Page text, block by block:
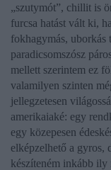
„szutymót”, chillit is
furcsa hatást vált ki,
fokhagymás, uborkás
paradicsomszósz
mellett szerintem ez
valamilyen szinten
jellegzetesen
amerikaiaké: egy
egy közepesen
elképzelhető a gyros,
készíteném inkább